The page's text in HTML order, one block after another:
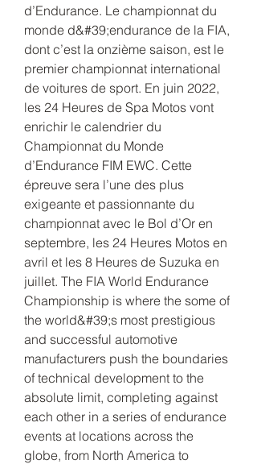
d’Endurance. Le championnat du
monde d&#39;endurance de la FIA,
dont c’est la onzième saison, est le
premier championnat international
de voitures de sport. En juin 2022,
les 24 Heures de Spa Motos vont
enrichir le calendrier du
Championnat du Monde
d’Endurance FIM EWC. Cette
épreuve sera l’une des plus
exigeante et passionnante du
championnat avec le Bol d’Or en
septembre, les 24 Heures Motos en
avril et les 8 Heures de Suzuka en
juillet. The FIA World Endurance
Championship is where the some of
the world&#39;s most prestigious
and successful automotive
manufacturers push the boundaries
of technical development to the
absolute limit, completing against
each other in a series of endurance
events at locations across the
globe, from North America to